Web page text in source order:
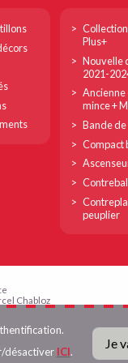
Footer
colPlus+
Nouvelle
2021-
Ancienne
mince +
Bande de
Compact
peuplier
Chabloz
Martin d’Hères
23 55
désactiver ICI.
Je